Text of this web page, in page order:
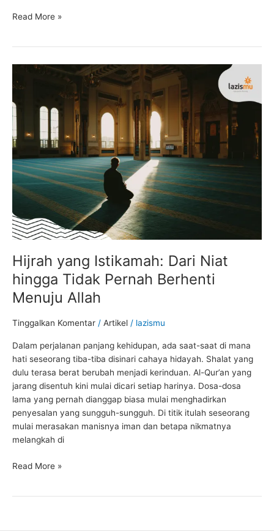
Read More »
Hijrah yang Istikamah: Dari Niat
hingga Tidak Pernah Berhenti
Menuju Allah
Tinggalkan Komentar / Artikel / lazismu
Dalam perjalanan panjang kehidupan, ada saat-saat di mana
hati seseorang tiba-tiba disinari cahaya hidayah. Shalat yang
dulu terasa berat berubah menjadi kerinduan. Al-Qur’an yang
jarang disentuh kini mulai dicari setiap harinya. Dosa-dosa
lama yang pernah dianggap biasa mulai menghadirkan
penyesalan yang sungguh-sungguh. Di titik itulah seseorang
mulai merasakan manisnya iman dan betapa nikmatnya
melangkah di
yang
Dari
hingga
Tidak
Pernah
Berhenti
Menuju
Read More »